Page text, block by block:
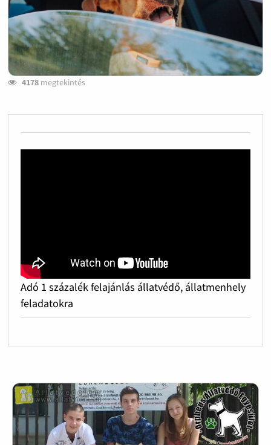
4178megtekintés
Adó 1 százalék felajánlás állatvédő, állatmenhely
feladatokra